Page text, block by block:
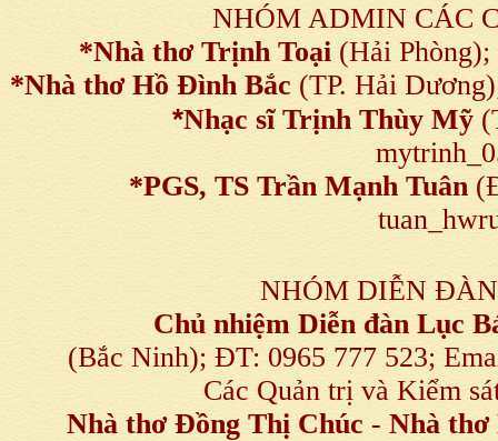
NHÓM ADMIN CÁC
*Nhà thơ Trịnh Toại (Hải
*Nhà thơ Hồ Đình Bắc (TP. Hải
*Nhạc sĩ Trịnh Thùy Mỹ
*PGS, TS Trần Mạnh Tuân
NHÓM DIỄN
Chủ nhiệm Diễn đàn Lục
(Bắc Ninh); ĐT: 0965 777 523;
Các Quản trị và Kiểm
Nhà thơ Đồng Thị Chúc - Nhà thơ